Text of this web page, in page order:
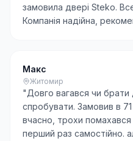
замовила двері Steko.
Компанія надійна,
Макс
Житомир
"Довго вагався чи брати
спробувати. Замовив в 71
вчасно, трохи
перший раз самостійно.